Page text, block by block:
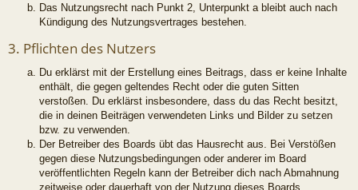
Das Nutzungsrecht nach Punkt 2, Unterpunkt a bleibt auch nach
Kündigung des Nutzungsvertrages bestehen.
3. Pflichten des Nutzers
Du erklärst mit der Erstellung eines Beitrags, dass er keine Inhalte
enthält, die gegen geltendes Recht oder die guten Sitten
verstoßen. Du erklärst insbesondere, dass du das Recht besitzt,
die in deinen Beiträgen verwendeten Links und Bilder zu setzen
bzw. zu verwenden.
Der Betreiber des Boards übt das Hausrecht aus. Bei Verstößen
gegen diese Nutzungsbedingungen oder anderer im Board
veröffentlichten Regeln kann der Betreiber dich nach Abmahnung
zeitweise oder dauerhaft von der Nutzung dieses Boards